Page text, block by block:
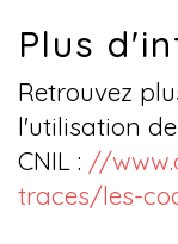
Plus
Retrouvez
l'utilisation
CNIL : //
traces/les-